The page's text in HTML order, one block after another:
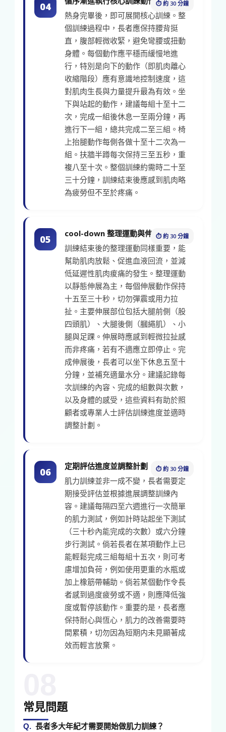
04 ⏱ 約 30 分鐘
熱身完畢後，即可展開核心訓練。整
個訓練過程中，長者應保持腰背挺
直，腹部輕微收緊，避免彎腰或扭動
身體。每個動作應平穩而緩慢地進
行，特別是向下的動作（即肌肉離心
收縮階段）應有意識地控制速度，這
對肌肉生長與力量提升最為有效。坐
下與站起的動作，建議每組十至十二
次，完成一組後休息一至兩分鐘，再
進行下一組，總共完成二至三組。椅
上抬腿動作每側各做十至十二次為一
組。扶牆半蹲每次保持三至五秒，重
複八至十次。整個訓練約需時二十至
三十分鐘，訓練結束後應感到肌肉略
為疲勞但不至於疼痛。
05 ⏱ 約 30 分鐘
cool-down 整理運動與伸展
訓練結束後的整理運動同樣重要，能
幫助肌肉放鬆、促進血液回流，並減
低延遲性肌肉痠痛的發生。整理運動
以靜態伸展為主，每個伸展動作保持
十五至三十秒，切勿彈震或用力拉
扯。主要伸展部位包括大腿前側（股
四頭肌）、大腿後側（膕繩肌）、小
腿與足踝。伸展時應感到輕微拉扯感
而非疼痛，若有不適應立即停止。完
成伸展後，長者可以坐下休息五至十
分鐘，並補充適量水分。建議記錄每
次訓練的內容、完成的組數與次數，
以及身體的感受，這些資料有助於照
顧者或專業人士評估訓練進度並適時
調整計劃。
06 ⏱ 約 30 分鐘
定期評估進度並調整計劃
肌力訓練並非一成不變，長者需要定
期接受評估並根據進展調整訓練內
容。建議每隔四至六週進行一次簡單
的肌力測試，例如計時站起坐下測試
（三十秒內能完成的次數）或六分鐘
步行測試。倘若長者在某項動作上已
能輕鬆完成三組每組十五次，則可考
慮增加負荷，例如使用更重的水瓶或
加上橡筋帶輔助。倘若某個動作令長
者感到過度疲勞或不適，則應降低強
度或暫停該動作。重要的是，長者應
保持耐心與恆心，肌力的改善需要時
間累積，切勿因為短期内未見顯著成
效而輕言放棄。
常見問題
長者多大年紀才需要開始做肌力訓練？